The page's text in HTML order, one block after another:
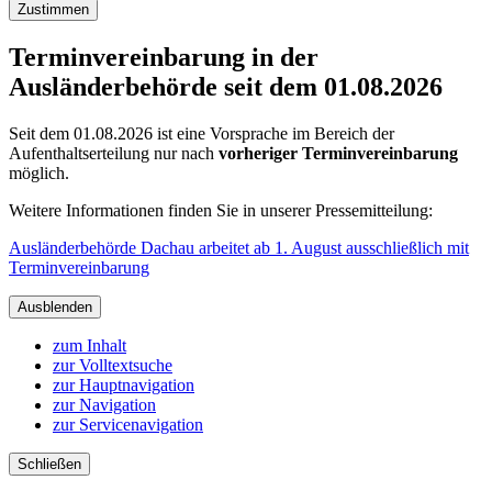
Zustimmen
Terminvereinbarung in der
Ausländerbehörde seit dem 01.08.2026
Seit dem 01.08.2026 ist eine Vorsprache im Bereich der
Aufenthaltserteilung nur nach vorheriger Terminvereinbarung
möglich.
Weitere Informationen finden Sie in unserer Pressemitteilung:
Ausländerbehörde Dachau arbeitet ab 1. August ausschließlich mit
Terminvereinbarung
Ausblenden
zum Inhalt
zur Volltextsuche
zur Hauptnavigation
zur Navigation
zur Servicenavigation
Schließen